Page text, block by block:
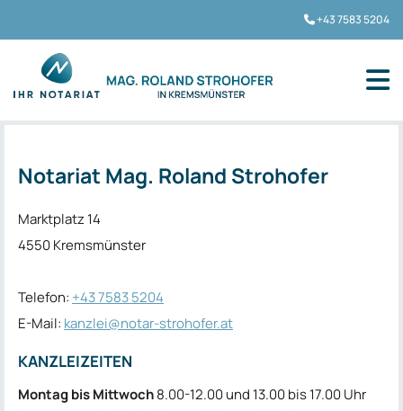
+43 7583 5204
Notariat Mag. Roland Strohofer
Marktplatz 14
4550 Kremsmünster
Telefon: +43 7583 5204
E-Mail: kanzlei@notar-strohofer.at
KANZLEIZEITEN
Montag bis Mittwoch8.00-12.00 und 13.00 bis 17.00 Uhr